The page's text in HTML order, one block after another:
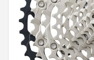
Elektrische
Mountainbikes
Shop